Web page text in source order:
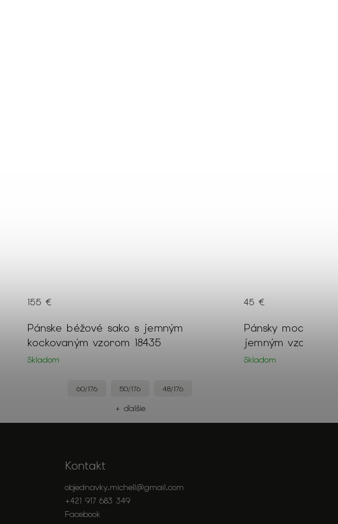
Pánske béžové sako s jemným
kockovaným vzorom 18435
Skladom
155 €
60/176 50/176 48/176
+ ďalšie
Pánsky modrý
jemným vzorom
Skladom
45 €
Kontakt
objednavky.michell@gmail.com
+421 917 683 349
Facebook